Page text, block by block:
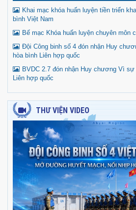
Khai mạc khóa huấn luyện tiền triển
bình Việt Nam
Bế mạc Khóa huấn luyện chuyên môn
Đội Công binh số 4 đón nhận Huy
hòa bình Liên hợp quốc
BVDC 2.7 đón nhận Huy chương Vì
Liên hợp quốc
THƯ VIỆN VIDEO